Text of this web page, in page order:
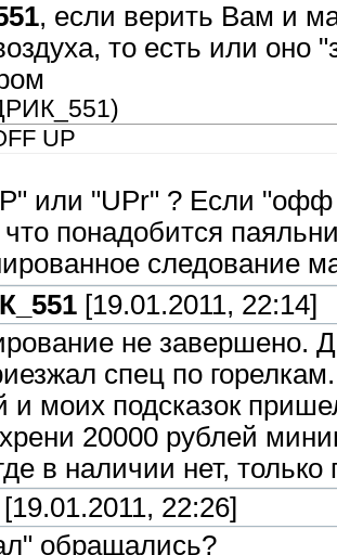
, если верить Вам и
то есть или оно
)
UP
или "UPr" ? Если "офф
понадобится
следование
[19.01.2011, 22:14]
не завершено.
спец по
и моих подсказок
20000 рублей
в наличии нет, только
[19.01.2011, 22:26]
обращались?